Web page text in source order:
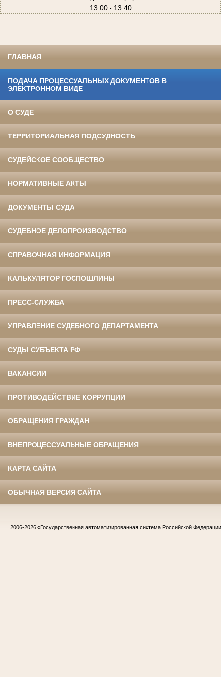
13:00 - 13:40
ГЛАВНАЯ
ПОДАЧА ПРОЦЕССУАЛЬНЫХ ДОКУМЕНТОВ В
ЭЛЕКТРОННОМ ВИДЕ
О СУДЕ
ТЕРРИТОРИАЛЬНАЯ ПОДСУДНОСТЬ
СУДЕЙСКОЕ СООБЩЕСТВО
НОРМАТИВНЫЕ АКТЫ
ДОКУМЕНТЫ СУДА
СУДЕБНОЕ ДЕЛОПРОИЗВОДСТВО
СПРАВОЧНАЯ ИНФОРМАЦИЯ
КАЛЬКУЛЯТОР ГОСПОШЛИНЫ
ПРЕСС-СЛУЖБА
УПРАВЛЕНИЕ СУДЕБНОГО ДЕПАРТАМЕНТА
СУДЫ СУБЪЕКТА РФ
ВАКАНСИИ
ПРОТИВОДЕЙСТВИЕ КОРРУПЦИИ
ОБРАЩЕНИЯ ГРАЖДАН
ВНЕПРОЦЕССУАЛЬНЫЕ ОБРАЩЕНИЯ
КАРТА САЙТА
ОБЫЧНАЯ ВЕРСИЯ САЙТА
2006-2026 «Государственная автоматизированная система Российской